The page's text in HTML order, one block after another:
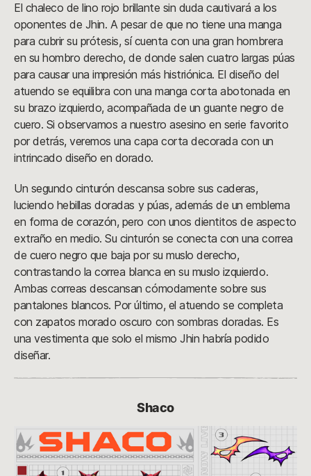
El chaleco de lino rojo brillante sin duda cautivará a los
oponentes de Jhin. A pesar de que no tiene una manga
para cubrir su prótesis, sí cuenta con una gran hombrera
en su hombro derecho, de donde salen cuatro largas púas
para causar una impresión más histriónica. El diseño del
atuendo se equilibra con una manga corta abotonada en
su brazo izquierdo, acompañada de un guante negro de
cuero. Si observamos a nuestro asesino en serie favorito
por detrás, veremos una capa corta decorada con un
intrincado diseño en dorado.
Un segundo cinturón descansa sobre sus caderas,
luciendo hebillas doradas y púas, además de un emblema
en forma de corazón, pero con unos dientitos de aspecto
extraño en medio. Su cinturón se conecta con una correa
de cuero negro que baja por su muslo derecho,
contrastando la correa blanca en su muslo izquierdo.
Ambas correas descansan cómodamente sobre sus
pantalones blancos. Por último, el atuendo se completa
con zapatos morado oscuro con sombras doradas. Es
una vestimenta que solo el mismo Jhin habría podido
diseñar.
Shaco